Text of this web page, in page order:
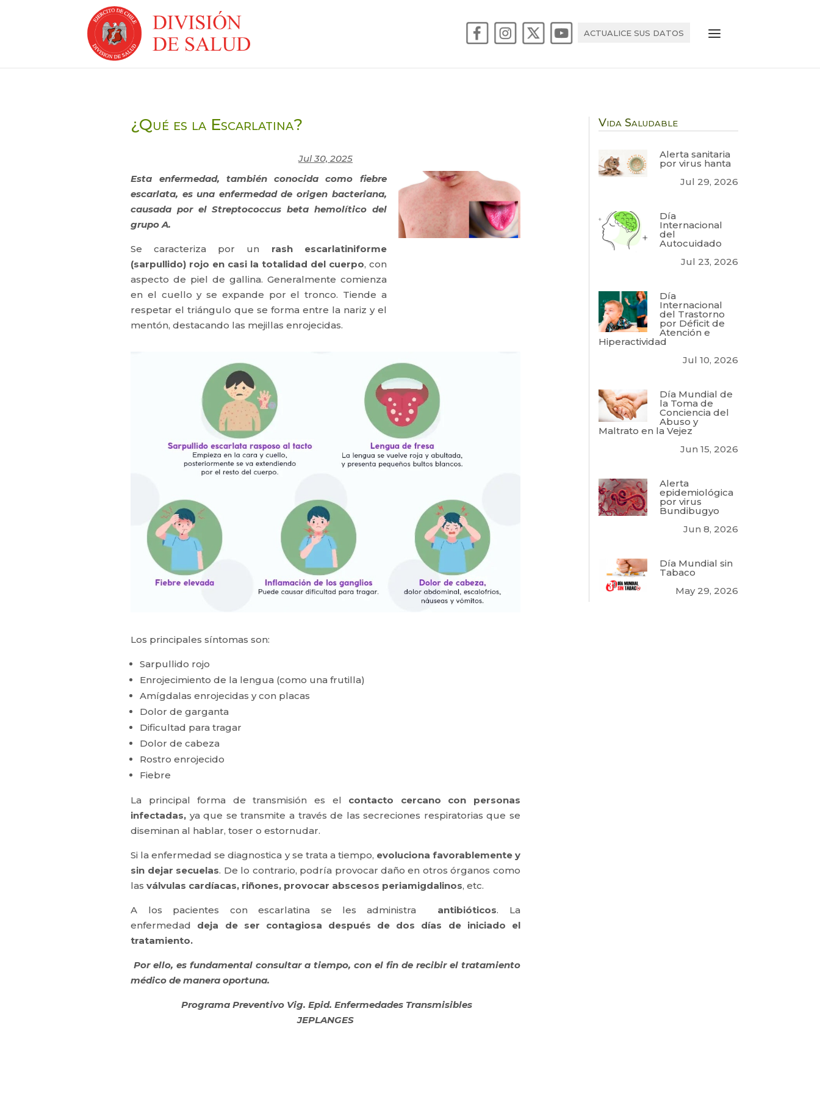
ACTUALICE SUS DATOS
¿Qué es la Escarlatina?
Jul 30, 2025
Esta enfermedad, también conocida como fiebre
escarlata, es una enfermedad de origen bacteriana,
causada por el Streptococcus beta hemolítico del
grupo A.
Se caracteriza por un rash escarlatiniforme
(sarpullido) rojo en casi la totalidad del cuerpo, con
aspecto de piel de gallina. Generalmente comienza
en el cuello y se expande por el tronco. Tiende a
respetar el triángulo que se forma entre la nariz y el
mentón, destacando las mejillas enrojecidas.
Los principales síntomas son:
Sarpullido rojo
Enrojecimiento de la lengua (como una frutilla)
Amígdalas enrojecidas y con placas
Dolor de garganta
Dificultad para tragar
Dolor de cabeza
Rostro enrojecido
Fiebre
La principal forma de transmisión es el contacto cercano con personas
infectadas, ya que se transmite a través de las secreciones respiratorias que se
diseminan al hablar, toser o estornudar.
Si la enfermedad se diagnostica y se trata a tiempo, evoluciona favorablemente y
sin dejar secuelas. De lo contrario, podría provocar daño en otros órganos como
lasválvulas cardíacas, riñones, provocar abscesos periamigdalinos, etc.
A los pacientes con escarlatina se les administra antibióticos. La
enfermedad deja de ser contagiosa después de dos días de iniciado el
tratamiento.
Por ello, es fundamental consultar a tiempo, con el fin de recibir el tratamiento
médico de manera oportuna.
Programa Preventivo Vig. Epid. Enfermedades Transmisibles
JEPLANGES
Vida Saludable
Alerta sanitaria
por virus hanta
Jul 29, 2026
Día
Internacional
del
Autocuidado
Jul 23, 2026
Día
Internacional
del Trastorno
por Déficit de
Atención e
Hiperactividad
Jul 10, 2026
Día Mundial de
la Toma de
Conciencia del
Abuso y
Maltrato en la Vejez
Jun 15, 2026
Alerta
epidemiológica
por virus
Bundibugyo
Jun 8, 2026
Día Mundial sin
Tabaco
May 29, 2026